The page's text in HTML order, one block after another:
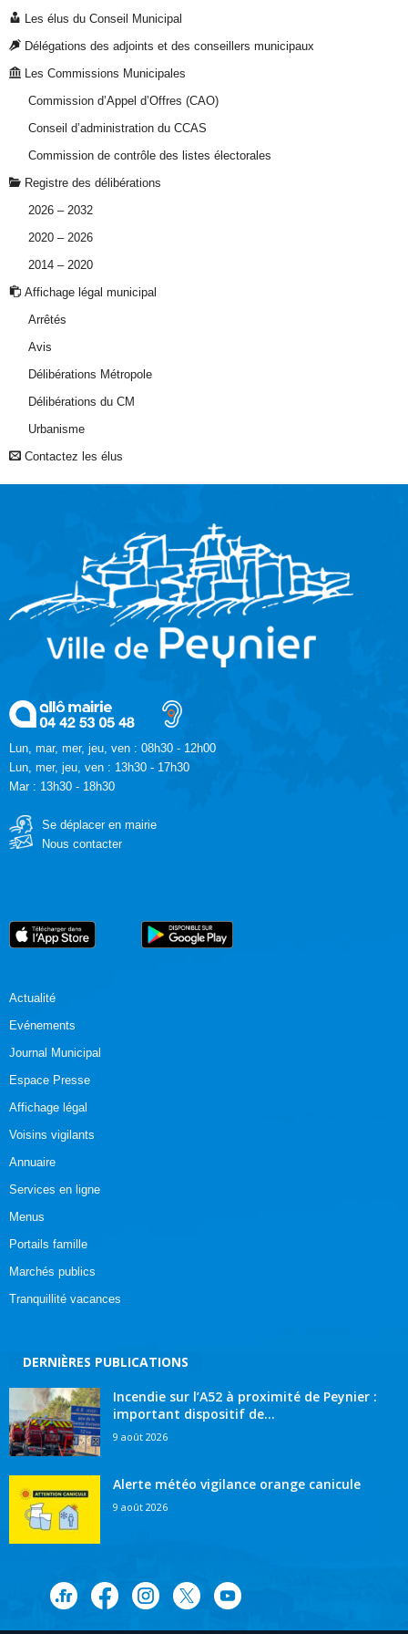
Les élus du Conseil Municipal
Délégations des adjoints et des conseillers municipaux
Les Commissions Municipales
Commission d’Appel d’Offres (CAO)
Conseil d’administration du CCAS
Commission de contrôle des listes électorales
Registre des délibérations
2026 – 2032
2020 – 2026
2014 – 2020
Affichage légal municipal
Arrêtés
Avis
Délibérations Métropole
Délibérations du CM
Urbanisme
Contactez les élus
Lun, mar, mer, jeu, ven : 08h30 - 12h00
Lun, mer, jeu, ven : 13h30 - 17h30
Mar : 13h30 - 18h30
Se déplacer en mairie
Nous contacter
Actualité
Evénements
Journal Municipal
Espace Presse
Affichage légal
Voisins vigilants
Annuaire
Services en ligne
Menus
Portails famille
Marchés publics
Tranquillité vacances
DERNIÈRES PUBLICATIONS
Incendie sur l’A52 à proximité de Peynier :
important dispositif de...
9 août 2026
Alerte météo vigilance orange canicule
9 août 2026